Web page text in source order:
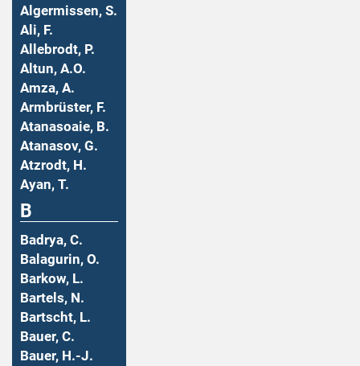
Algermissen, S.
Ali, F.
Allebrodt, P.
Altun, A.O.
Amza, A.
Armbrüster, F.
Atanasoaie, B.
Atanasov, G.
Atzrodt, H.
Ayan, T.
B
Badrya, C.
Balagurin, O.
Barkow, L.
Bartels, N.
Bartscht, L.
Bauer, C.
Bauer, H.-J.